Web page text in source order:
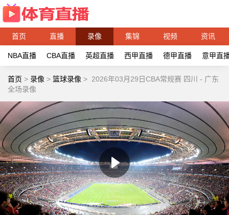
首页 直播 录像 集锦 视频 资讯
NBA直播 CBA直播 英超直播 西甲直播 德甲直播 意甲直
首页 > 录像 > 篮球录像 > 2026年03月29日CBA常规赛 四川 - 广东
全场录像